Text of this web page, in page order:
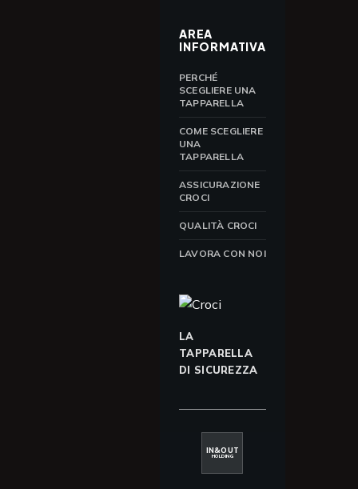
AREA
INFORMATIVA
PERCHÉ
SCEGLIERE UNA
TAPPARELLA
COME SCEGLIERE
UNA
TAPPARELLA
ASSICURAZIONE
CROCI
QUALITÀ CROCI
LAVORA CON NOI
LA
TAPPARELLA
DI SICUREZZA
IN&OUT
HOLDING